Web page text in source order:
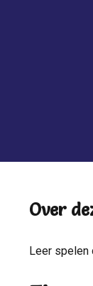
Over
Leer spelen